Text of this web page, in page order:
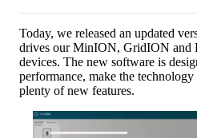
Today, we released an updated
drives our MinION, GridION and
devices. The new software is
performance, make the
plenty of new features.